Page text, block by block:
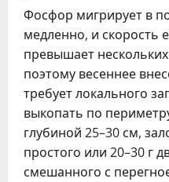
Фосфор мигрирует в
медленно, и скорость
превышает
поэтому весеннее
требует локального
выкопать по
глубиной 25–30 см,
простого или 20–30 г
смешанного с